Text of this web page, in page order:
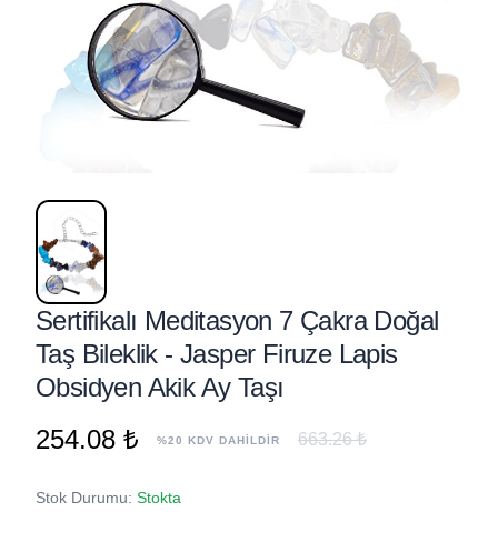
Sertifikalı Meditasyon 7 Çakra Doğal
Taş Bileklik - Jasper Firuze Lapis
Obsidyen Akik Ay Taşı
254.08 ₺
%20 KDV DAHİLDİR 663.26 ₺
Stok Durumu: Stokta